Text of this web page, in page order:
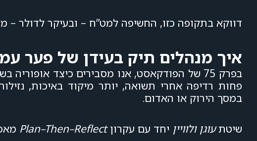
דווקא בתקופה כזו, החשיפה למט”ח – ובעיקר
איך מנהלים תיק בעידן של פער
בפרק 75 של הפודקאסט, אנו מסבירים כיצד
פחות רדיפה אחרי תשואה, יותר מיקוד באיכות,
במסך הירוק או האדום.
שיטתעוגן ולוויין יחד עם עקרוןPlan–Then–Reflect